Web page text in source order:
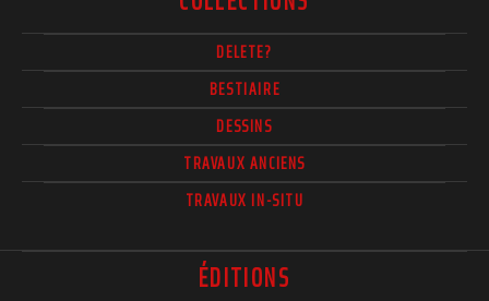
DELETE?
BESTIAIRE
DESSINS
TRAVAUX ANCIENS
TRAVAUX IN-SITU
ÉDITIONS